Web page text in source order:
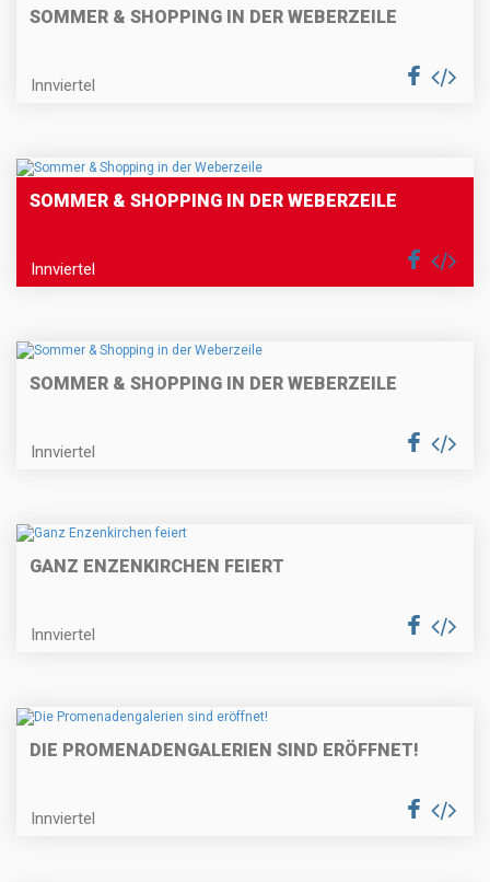
SOMMER & SHOPPING IN DER WEBERZEILE
Innviertel
SOMMER & SHOPPING IN DER WEBERZEILE
Innviertel
SOMMER & SHOPPING IN DER WEBERZEILE
Innviertel
GANZ ENZENKIRCHEN FEIERT
Innviertel
DIE PROMENADENGALERIEN SIND ERÖFFNET!
Innviertel